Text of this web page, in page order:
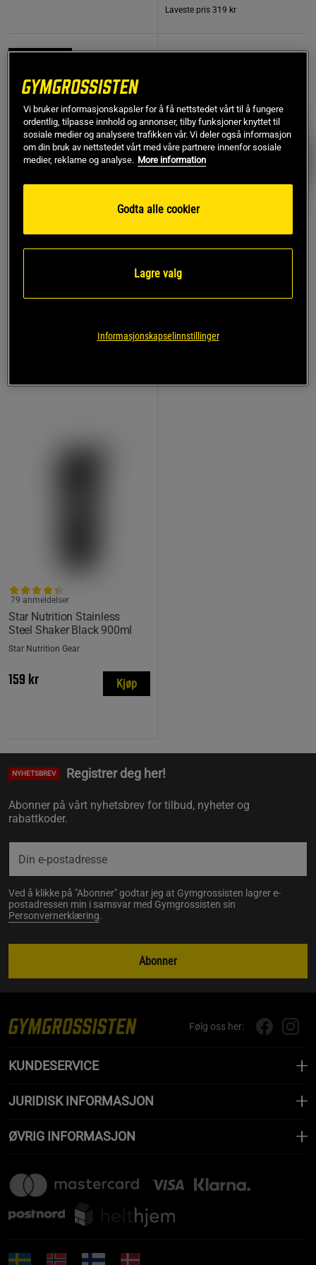
Laveste pris 319 kr
Kreatin Monohydrat 500 g
798 anmeldelse
Kjøp
Trekkreimer Lær
17 anmeldelser
189 kr
Star Nutrition Stainless
Steel Shaker Black 900ml
79 anmeldelser
Star Nutrition Gear
159 kr Kjøp
NYHETSBREV Registrer deg her!
Abonner på vårt nyhetsbrev for tilbud, nyheter og
rabattkoder.
Ved å klikke på "Abonner" godtar jeg at Gymgrossisten lagrer e-
postadressen min i samsvar med Gymgrossisten sin
Personvernerklæring.
Abonner
Følg oss her:
KUNDESERVICE
JURIDISK INFORMASJON
ØVRIG INFORMASJON
Vi bruker informasjonskapsler for å få nettstedet vårt til å fungere
ordentlig, tilpasse innhold og annonser, tilby funksjoner knyttet til
sosiale medier og analysere trafikken vår. Vi deler også informasjon
om din bruk av nettstedet vårt med våre partnere innenfor sosiale
medier, reklame og analyse. More information
Godta alle cookier
Lagre valg
Informasjonskapselinnstillinger